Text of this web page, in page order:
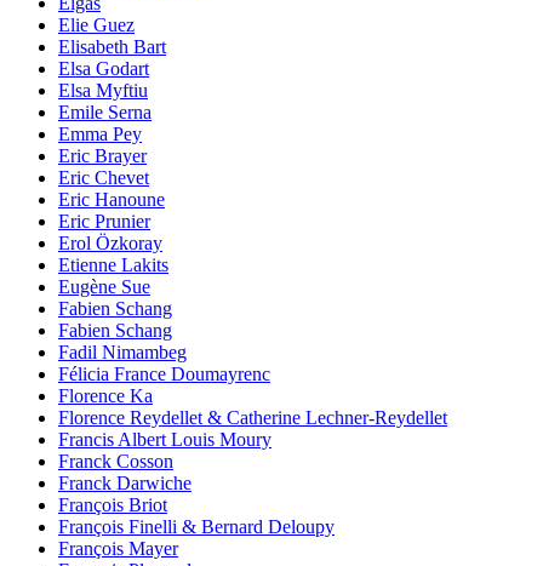
Elie Guez
Elisabeth Bart
Elsa Godart
Elsa Myftiu
Emile Serna
Emma Pey
Eric Brayer
Eric Chevet
Eric Hanoune
Eric Prunier
Erol Özkoray
Etienne Lakits
Eugène Sue
Fabien Schang
Fabien Schang
Fadil Nimambeg
Félicia France Doumayrenc
Florence Ka
Florence Reydellet & Catherine Lechner-Reydellet
Francis Albert Louis Moury
Franck Cosson
Franck Darwiche
François Briot
François Finelli & Bernard Deloupy
François Mayer